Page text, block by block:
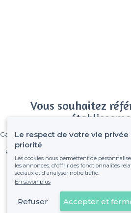
Vous souhaitez
Gagnez de nombreux clients parmi le
Pas de commissions et sans
fixe sans risque de voir
Référencer mon
Déjà client
Le respect de votre vie privée
priorité
Les cookies nous permettent de
les annonces, d'offrir des fonctionnalités
sociaux et d'analyser notre trafic.
En savoir plus
Refuser Accepter et